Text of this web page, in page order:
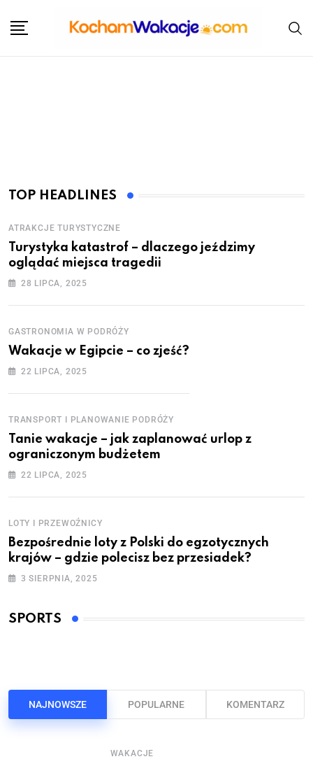
TOP HEADLINES
ATRAKCJE TURYSTYCZNE
Turystyka katastrof – dlaczego jeździmy
oglądać miejsca tragedii
28 LIPCA, 2025
GASTRONOMIA W PODRÓŻY
Wakacje w Egipcie – co zjeść?
22 LIPCA, 2025
TRANSPORT I PLANOWANIE PODRÓŻY
Tanie wakacje – jak zaplanować urlop z
ograniczonym budżetem
22 LIPCA, 2025
LOTY I PRZEWOŹNICY
Bezpośrednie loty z Polski do egzotycznych
krajów – gdzie polecisz bez przesiadek?
3 SIERPNIA, 2025
SPORTS
NAJNOWSZE POPULARNE KOMENTARZ
WAKACJE